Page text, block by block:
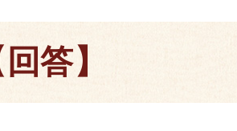
回答】